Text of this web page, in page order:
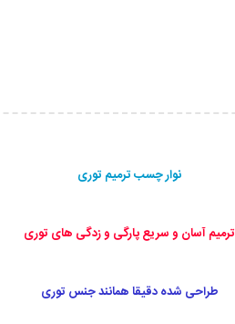
نوار چسب ترمیم توری
ترمیم آسان و سریع پارگی و زدگی های توری
طراحی شده دقیقا همانند جنس توری